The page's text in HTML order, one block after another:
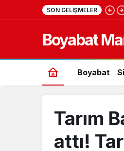
SON GELIŞMELER
Boyabat
Boyabat
Tarım
attı!